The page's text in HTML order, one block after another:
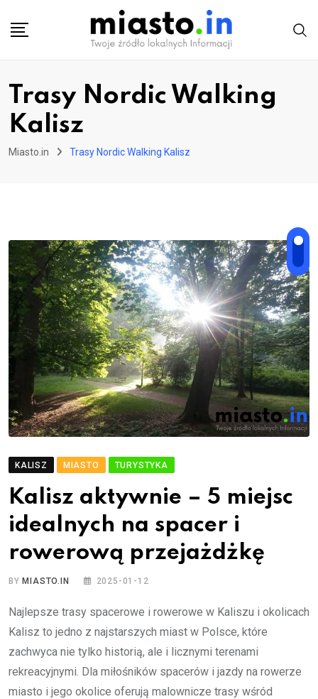
Trasy Nordic Walking
Kalisz
Miasto.in Trasy Nordic Walking Kalisz
KALISZ MIASTO TURYSTYKA
Kalisz aktywnie – 5 miejsc
idealnych na spacer i
rowerową przejażdżkę
BYMIASTO.IN 2025-01-12
Najlepsze trasy spacerowe i rowerowe w Kaliszu i okolicach
Kalisz to jedno z najstarszych miast w Polsce, które
zachwyca nie tylko historią, ale i licznymi terenami
rekreacyjnymi. Dla miłośników spacerów i jazdy na rowerze
miasto i jego okolice oferują malownicze trasy wśród